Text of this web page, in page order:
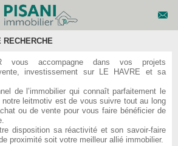
RECHERCHE
vous accompagne dans vos projets
investissement sur LE HAVRE et sa
de l’immobilier qui connaît parfaitement le
notre leitmotiv est de vous suivre tout au long
ou de vente pour vous faire bénéficier de
disposition sa réactivité et son savoir-faire
proximité soit votre meilleur allié immobilier.